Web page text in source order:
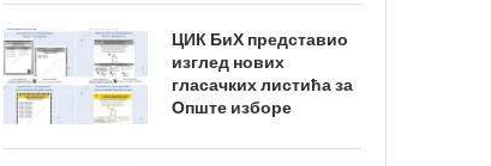
ЦИК БиХ представио
изглед нових
гласачких листића за
Опште изборе